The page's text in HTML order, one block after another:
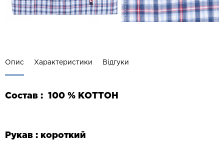
Опис Характеристики Відгуки
Состав : 100 % КОТТОН
Рукав : короткий